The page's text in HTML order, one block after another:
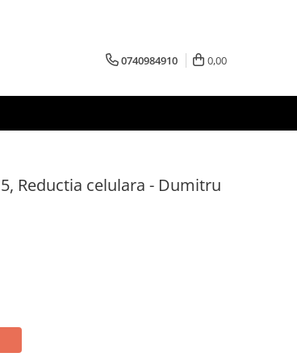
0740984910 0,00
Reductia celulara - Dumitru